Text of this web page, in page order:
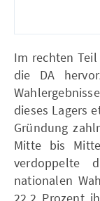
Im rechten
die DA
dieses Lagers
Gründung
Mitte bis
verdoppelte
nationalen
22,2 Prozent